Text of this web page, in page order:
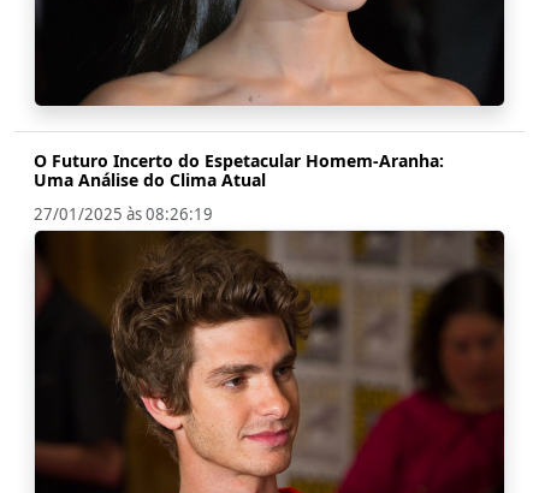
O Futuro Incerto do Espetacular Homem-Aranha:
Uma Análise do Clima Atual
27/01/2025 às 08:26:19